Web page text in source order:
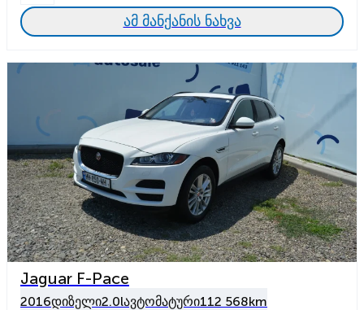
ამ მანქანის ნახვა
Jaguar F-Pace
2016დიზელი2.0lავტომატური112 568km